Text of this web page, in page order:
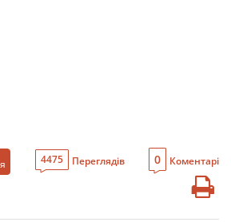
4475 Переглядів 0 Коментарі